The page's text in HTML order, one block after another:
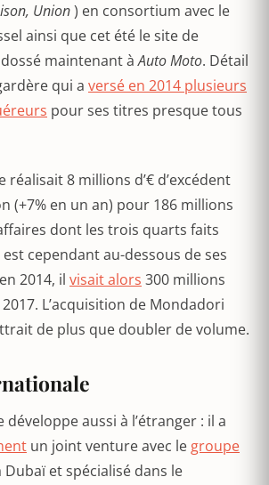
Union) en consortium avec le
ainsi que cet été le site de
maintenant àAuto Moto. Détail
qui a versé en 2014 plusieurs
pour ses titres presque tous
réalisait 8 millions d’€ d’excédent
(+7% en un an) pour 186 millions
dont les trois quarts faits
cependant au-dessous de ses
2014, il visait alors 300 millions
2017. L’acquisition de Mondadori
de plus que doubler de volume.
développe aussi à l’étranger : il a
un joint venture avec le groupe
Dubaï et spécialisé dans le